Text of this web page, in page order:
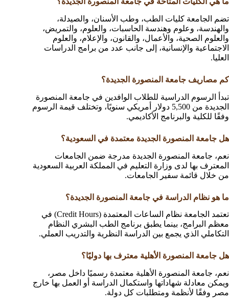
تضم الجامعة كليات الطب، وطب الأسنان، والصيدلة،
والهندسة، وعلوم وهندسة الحاسبات، والعلوم، والتمريض،
والعلوم الصحية، والأعمال، والقانون، والإعلام، والعلوم
الاجتماعية والإنسانية، إلى جانب عدد من برامج الدراسات
العليا.
كم مصاريف جامعة المنصورة الجديدة؟
تبدأ الرسوم الدراسية للطلاب الوافدين في جامعة المنصورة
الجديدة من 5,500 دولار أمريكي سنويًا، وتختلف قيمة الرسوم
وفقًا للكلية والبرنامج الأكاديمي.
هل جامعة المنصورة الجديدة معتمدة في السعودية؟
نعم، جامعة المنصورة الجديدة مدرجة ضمن الجامعات
المعترف بها لدى وزارة التعليم في المملكة العربية السعودية
من خلال قائمة سفير الجامعات.
ما هو نظام الدراسة في جامعة المنصورة الجديدة؟
تعتمد الجامعة نظام الساعات المعتمدة (Credit Hours) في
معظم البرامج، بينما يطبق برنامج الطب البشري النظام
التكاملي الذي يجمع بين الدراسة النظرية والتدريب العملي.
هل جامعة المنصورة الأهلية معترف بها دوليًا؟
نعم، جامعة المنصورة الأهلية معتمدة رسميًا داخل مصر،
ويمكن معادلة شهاداتها واستكمال الدراسة أو العمل بها خارج
مصر وفقًا لأنظمة ومتطلبات كل دولة.